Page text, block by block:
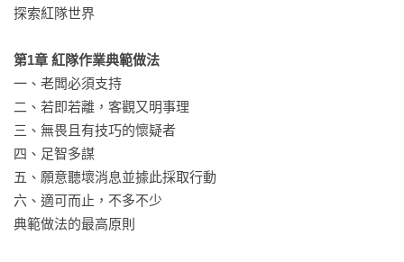
組織領導層的意願。本書不但說明如何建立紅隊並賦予他們力
本書是企業領袖、政策制定者和好奇讀者的必讀之作，徹底揭
露這種對組織思考體制長處和弱點的獨到方式。透過鮮為人知
的案例內幕和對各國紅隊精英空前廣泛深入的訪問，說明了從
軍事部門到友善駭客，所有群體都可以利用「敵方思維」取得
勝利之道。
【名人推薦】
探索紅隊世界
第1章 紅隊作業典範做法
一、老闆必須支持
二、若即若離，客觀又明事理
三、無畏且有技巧的懷疑者
四、足智多謀
五、願意聽壞消息並據此採取行動
六、適可而止，不多不少
典範做法的最高原則